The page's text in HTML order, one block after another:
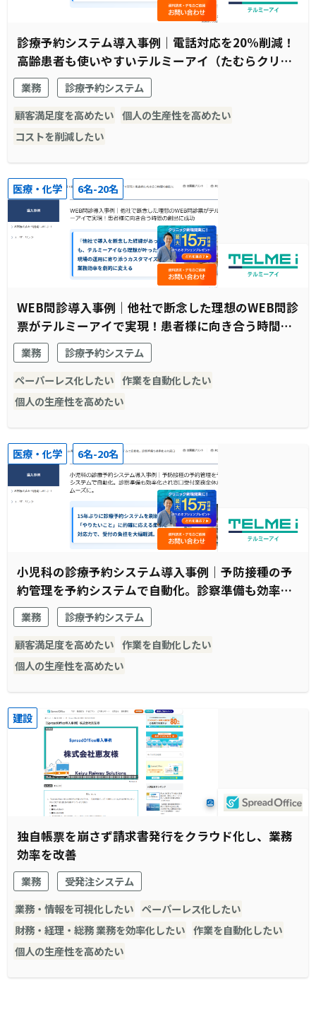
診療予約システム導入事例｜電話対応を20%削減！
高齢患者も使いやすいテルミーアイ（たむらクリニ
ック様）
業務
診療予約システム
顧客満足度を高めたい 個人の生産性を高めたい
コストを削減したい
医療・化学 6名-20名
WEB問診導入事例｜他社で断念した理想のWEB問診
票がテルミーアイで実現！患者様に向き合う時間の
創出に成功
業務
診療予約システム
ペーパーレス化したい 作業を自動化したい
個人の生産性を高めたい
医療・化学 6名-20名
小児科の診療予約システム導入事例｜予防接種の予
約管理を予約システムで自動化。診察準備も効率化
され窓口受付業務全体がスムーズに。
業務
診療予約システム
顧客満足度を高めたい 作業を自動化したい
個人の生産性を高めたい
建設
独自帳票を崩さず請求書発行をクラウド化し、業務
効率を改善
業務
受発注システム
業務・情報を可視化したい ペーパーレス化したい
財務・経理・総務 業務を効率化したい 作業を自動化したい
個人の生産性を高めたい